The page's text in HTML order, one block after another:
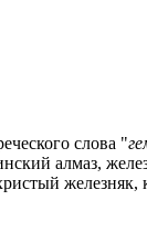
слова "
алмаз,